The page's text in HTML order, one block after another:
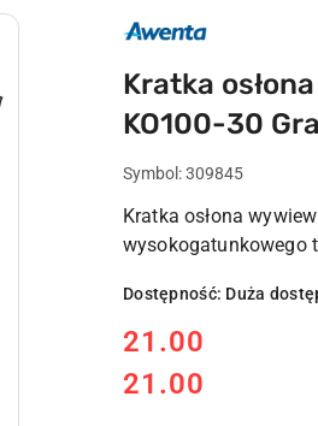
AWENTA
POLSKI
WENTYLATORY
WENTYLACJA
Kratka
KO100-30
Symbol:309845
Kratka osłona
wysokogatunkowego
Dostępność: Duża
cena:
21.00
Cena:
21.00